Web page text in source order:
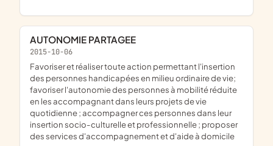
AUTONOMIE PARTAGEE
2015-10-06
favoriser et réaliser toute action permettant l'insertion
des personnes handicapées en milieu ordinaire de vie;
favoriser l'autonomie des personnes à mobilité réduite
en les accompagnant dans leurs projets de vie
quotidienne ; accompagner ces personnes dans leur
insertion socio-culturelle et professionnelle ; proposer
des services d'accompagnement et d'aide à domicile